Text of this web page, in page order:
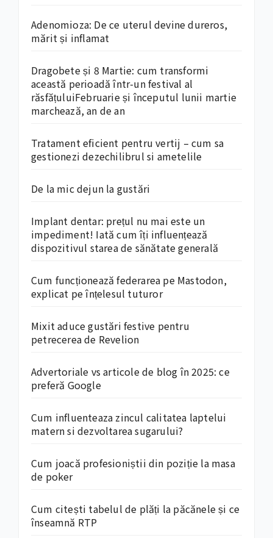
Adenomioza: De ce uterul devine dureros,
mărit și inflamat
Dragobete și 8 Martie: cum transformi
această perioadă într-un festival al
răsfățuluiFebruarie și începutul lunii martie
marchează, an de an
Tratament eficient pentru vertij – cum sa
gestionezi dezechilibrul si ametelile
De la mic dejun la gustări
Implant dentar: prețul nu mai este un
impediment! Iată cum îți influențează
dispozitivul starea de sănătate generală
Cum funcționează federarea pe Mastodon,
explicat pe înțelesul tuturor
Mixit aduce gustări festive pentru
petrecerea de Revelion
Advertoriale vs articole de blog în 2025: ce
preferă Google
Cum influenteaza zincul calitatea laptelui
matern si dezvoltarea sugarului?
Cum joacă profesioniștii din poziție la masa
de poker
Cum citești tabelul de plăți la păcănele și ce
înseamnă RTP